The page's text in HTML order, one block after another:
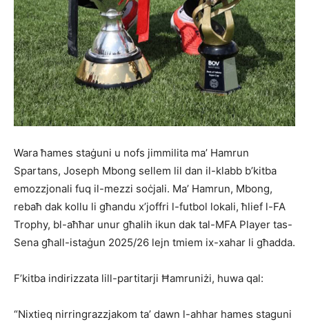
Wara ħames staġuni u nofs jimmilita ma’ Hamrun
Spartans, Joseph Mbong sellem lil dan il-klabb b’kitba
emozzjonali fuq il-mezzi soċjali. Ma’ Hamrun, Mbong,
rebaħ dak kollu li għandu x’joffri l-futbol lokali, ħlief l-FA
Trophy, bl-aħħar unur għalih ikun dak tal-MFA Player tas-
Sena għall-istaġun 2025/26 lejn tmiem ix-xahar li għadda.
F’kitba indirizzata lill-partitarji Ħamruniżi, huwa qal:
“Nixtieq nirringrazzjakom ta’ dawn l-ahhar hames staguni